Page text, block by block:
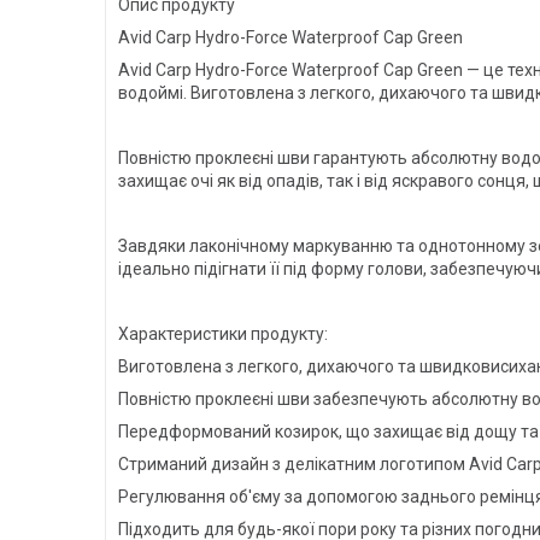
Опис продукту
Avid Carp Hydro-Force Waterproof Cap Green
Avid Carp Hydro-Force Waterproof Cap Green — це
водоймі. Виготовлена з легкого, дихаючого та
Повністю проклеєні шви гарантують абсолютну
захищає очі як від опадів, так і від яскравого
Завдяки лаконічному маркуванню та однотонному
ідеально підігнати її під форму голови,
Характеристики продукту:
Виготовлена з легкого, дихаючого та
Повністю проклеєні шви забезпечують абсолютну
Передформований козирок, що захищає від дощу
Стриманий дизайн з делікатним логотипом Avid
Регулювання об'єму за допомогою заднього
Підходить для будь-якої пори року та різних